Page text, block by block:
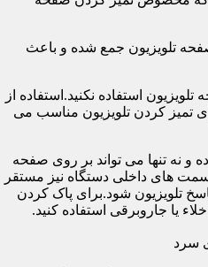
تلویزیون جمع شده و باعث
استفاده نکنید.استفاده از
تمیز کردن تلویزیون مناسب می
و نه تنها می تواند بر روی صفحه
های داخلی دستگاه نیز مستقر
تلویزیون شود.برای پاک کردن
یا جاروبرقی استفاده کنید.